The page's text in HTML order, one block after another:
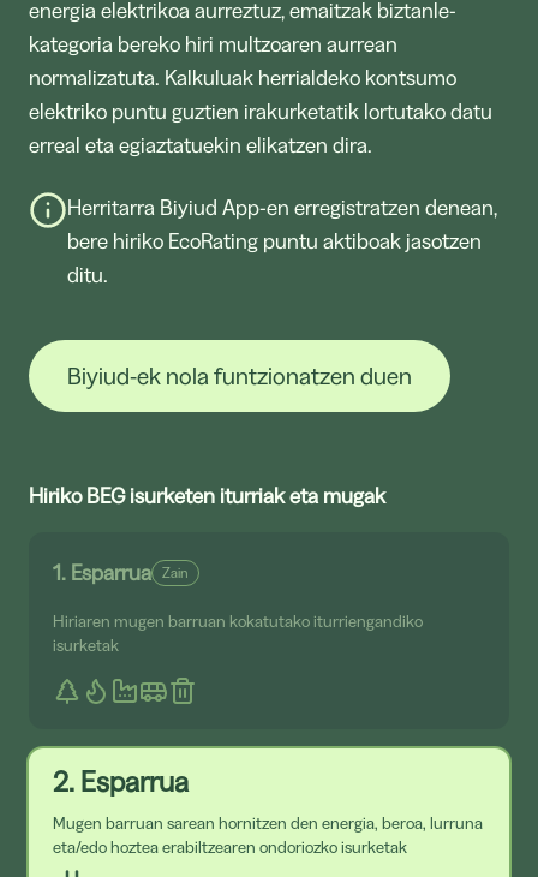
Comunidad Foral de Navarra
5,0
5,0
Aragón
energia elektrikoa aurreztuz, emaitzak biztanle-
kategoria bereko hiri multzoaren aurrean
normalizatuta. Kalkuluak herrialdeko kontsumo
elektriko puntu guztien irakurketatik lortutako datu
erreal eta egiaztatuekin elikatzen dira.
Herritarra Biyiud App-en erregistratzen denean,
bere hiriko EcoRating puntu aktiboak jasotzen
ditu.
Biyiud-ek nola funtzionatzen duen
Hiriko BEG isurketen iturriak eta mugak
1. Esparrua Zain
Hiriaren mugen barruan kokatutako iturriengandiko
isurketak
2. Esparrua
Mugen barruan sarean hornitzen den energia, beroa, lurruna
eta/edo hoztea erabiltzearen ondoriozko isurketak